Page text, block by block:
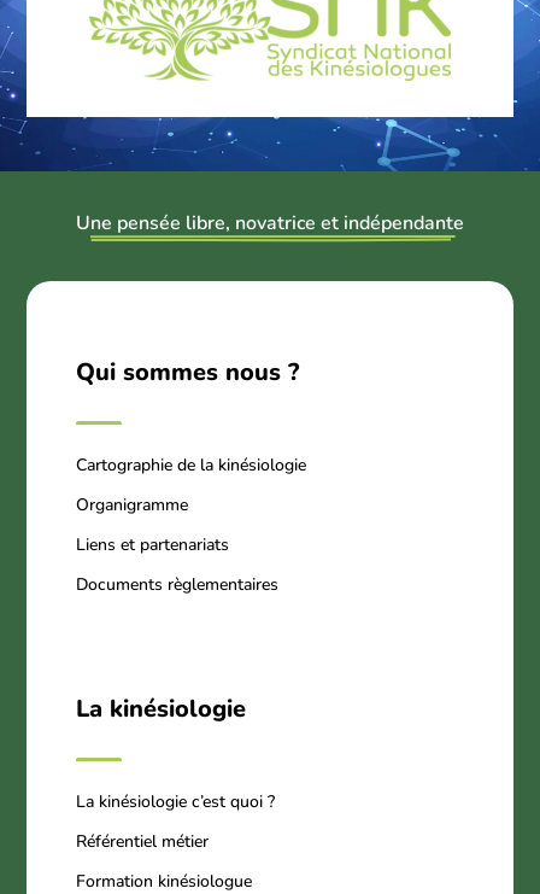
Une pensée libre, novatrice et indépendante
Qui sommes nous ?
Cartographie de la kinésiologie
Organigramme
Liens et partenariats
Documents règlementaires
La kinésiologie
La kinésiologie c’est quoi ?
Référentiel métier
Formation kinésiologue